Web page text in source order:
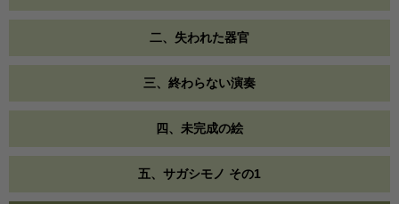
二、失われた器官
三、終わらない演奏
四、未完成の絵
五、サガシモノ その1